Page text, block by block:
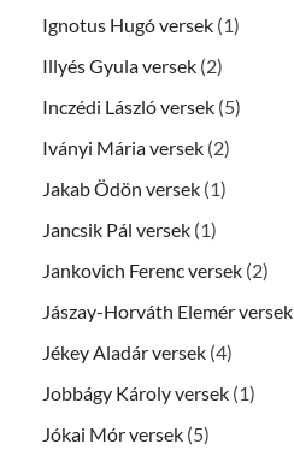
Ignotus Hugó versek (1)
Illyés Gyula versek (2)
Inczédi László versek (5)
Iványi Mária versek (2)
Jakab Ödön versek (1)
Jancsik Pál versek (1)
Jankovich Ferenc versek (2)
Jászay-Horváth Elemér versek
Jékey Aladár versek (4)
Jobbágy Károly versek (1)
Jókai Mór versek (5)